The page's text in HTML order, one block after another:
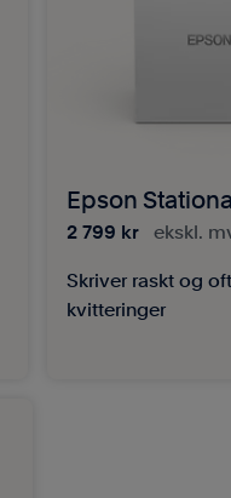
Epson
2 799 kr ekskl.
Skriver raskt og
kvitteringer